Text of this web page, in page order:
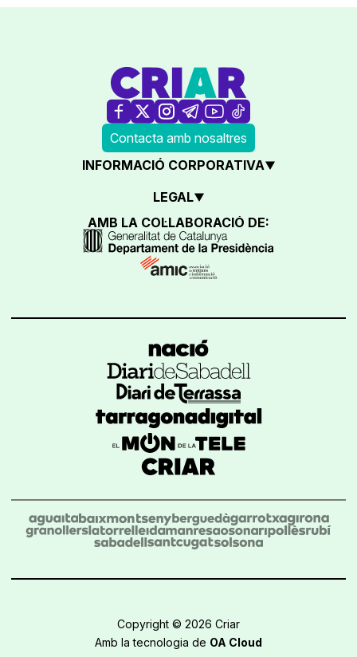
Contacta amb nosaltres
INFORMACIÓ CORPORATIVA
LEGAL
AMB LA COL·LABORACIÓ DE:
Copyright © 2026 Criar
Amb la tecnologia de OA Cloud